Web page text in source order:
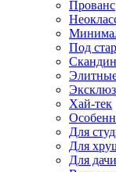
Прованс
Под
Хай-тек
Для
Для
Для дачи